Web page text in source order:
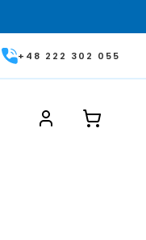
+48 222 302 055